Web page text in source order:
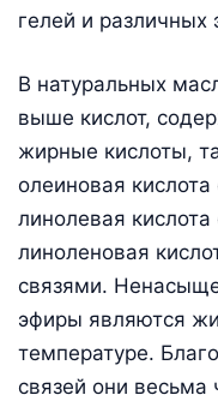
гелей и различных
В натуральных
выше кислот,
жирные кислоты,
олеиновая
линолевая
линоленовая
связями.
эфиры являются
температуре.
связей они весьма